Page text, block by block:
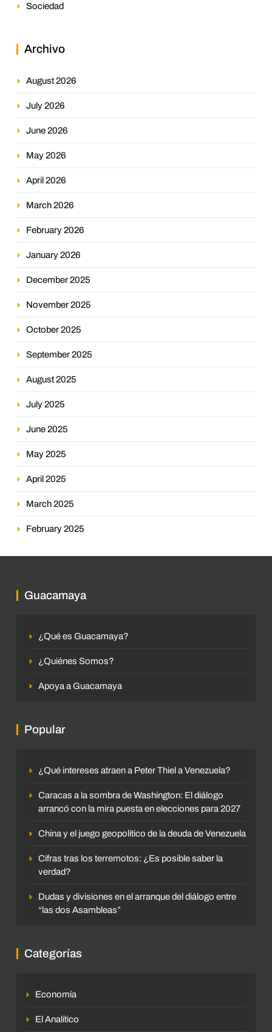
Sociedad
Archivo
August 2026
July 2026
June 2026
May 2026
April 2026
March 2026
February 2026
January 2026
December 2025
November 2025
October 2025
September 2025
August 2025
July 2025
June 2025
May 2025
April 2025
March 2025
February 2025
Guacamaya
¿Qué es Guacamaya?
¿Quiénes Somos?
Apoya a Guacamaya
Popular
¿Qué intereses atraen a Peter Thiel a Venezuela?
Caracas a la sombra de Washington: El diálogo
arrancó con la mira puesta en elecciones para 2027
China y el juego geopolítico de la deuda de Venezuela
Cifras tras los terremotos: ¿Es posible saber la
verdad?
Dudas y divisiones en el arranque del diálogo entre
“las dos Asambleas”
Categorías
Economía
El Analítico